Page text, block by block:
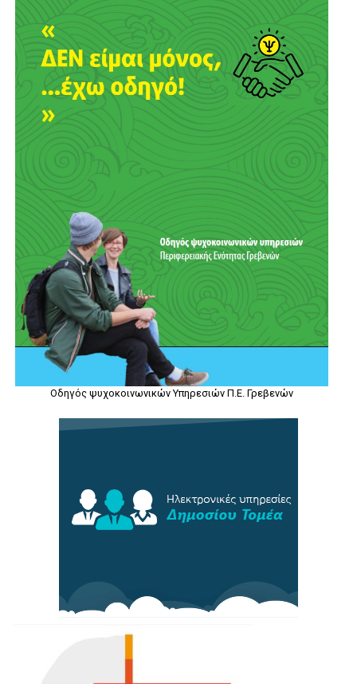
Οδηγός ψυχοκοινωνικών Υπηρεσιών Π.Ε. Γρεβενών